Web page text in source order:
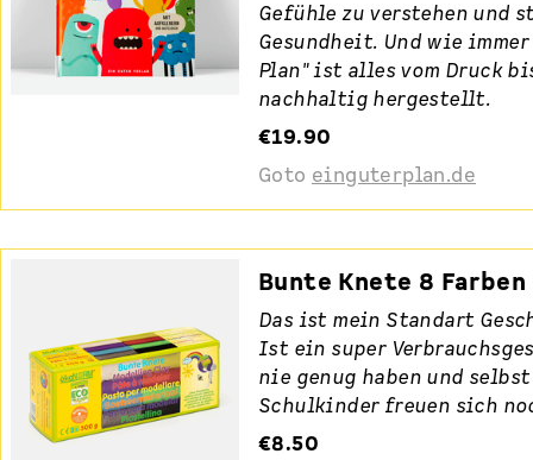
Gefühle zu verstehen und
Gesundheit. Und wie
Plan" ist alles vom Druck
nachhaltig hergestellt.
€19.90
Goto einguterplan.de
Bunte Knete 8
Das ist mein Standart
Ist ein super
nie genug haben und
Schulkinder freuen sich
€8.50